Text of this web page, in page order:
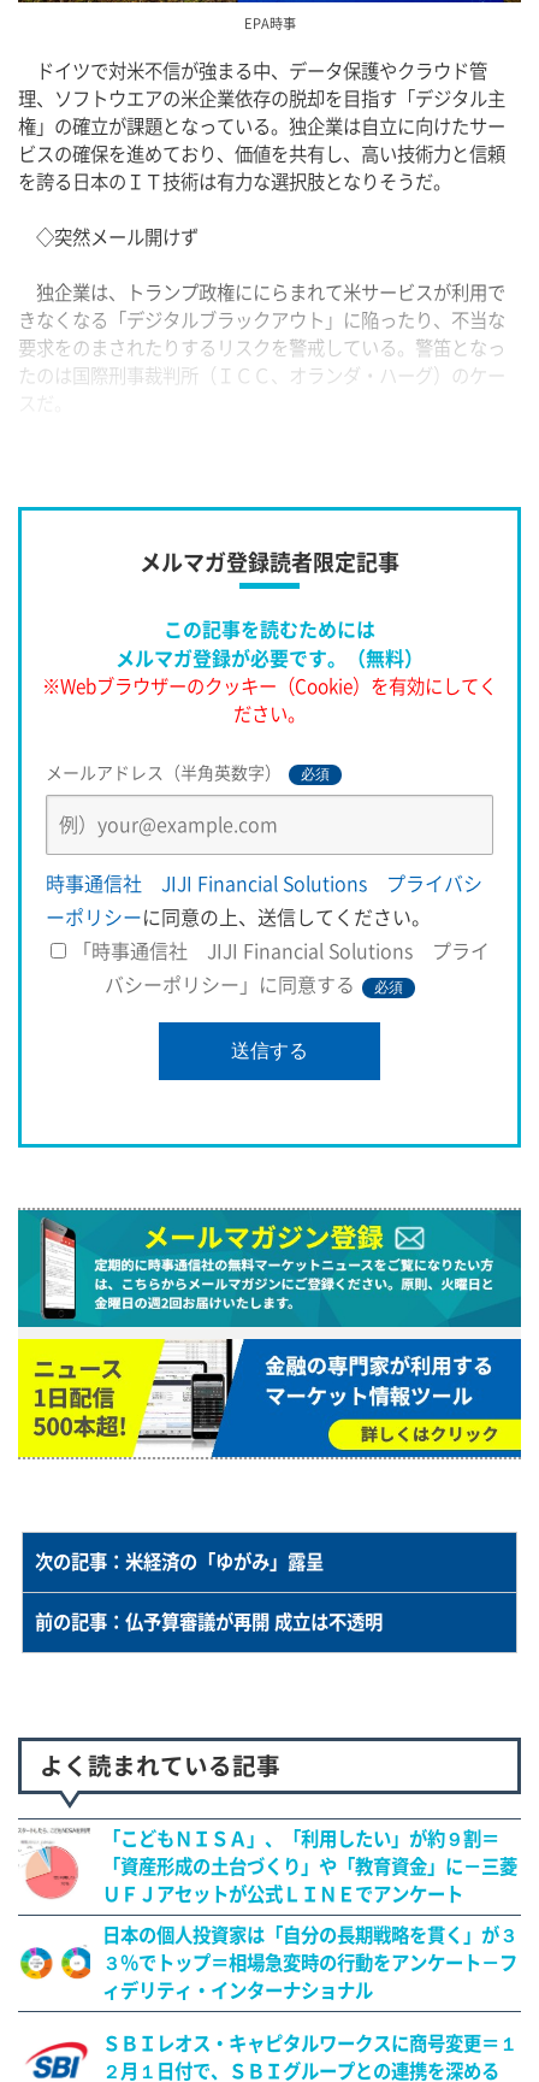
EPA時事
ドイツで対米不信が強まる中、データ保護やクラウド管
理、ソフトウエアの米企業依存の脱却を目指す「デジタル主
権」の確立が課題となっている。独企業は自立に向けたサー
ビスの確保を進めており、価値を共有し、高い技術力と信頼
を誇る日本のＩＴ技術は有力な選択肢となりそうだ。
◇突然メール開けず
独企業は、トランプ政権ににらまれて米サービスが利用で
きなくなる「デジタルブラックアウト」に陥ったり、不当な
要求をのまされたりするリスクを警戒している。警笛となっ
たのは国際刑事裁判所（ＩＣＣ、オランダ・ハーグ）のケー
道によると、影響を受けたカーン主任検察官は、突然マイク
メルマガ登録読者限定記事
この記事を読むためには
メルマガ登録が必要です。（無料）
※Webブラウザーのクッキー（Cookie）を有効にしてく
ださい。
メールアドレス（半角英数字） 必須
時事通信社 JIJI Financial Solutions プライバシ
ーポリシーに同意の上、送信してください。
「時事通信社 JIJI Financial Solutions プライ
バシーポリシー」に同意する
必須
次の記事：米経済の「ゆがみ」露呈
前の記事：仏予算審議が再開 成立は不透明
よく読まれている記事
「こどもＮＩＳＡ」、「利用したい」が約９割＝
「資産形成の土台づくり」や「教育資金」に－三菱
ＵＦＪアセットが公式ＬＩＮＥでアンケート
日本の個人投資家は「自分の長期戦略を貫く」が３
３％でトップ＝相場急変時の行動をアンケート－フ
ィデリティ・インターナショナル
ＳＢＩレオス・キャピタルワークスに商号変更＝１
２月１日付で、ＳＢＩグループとの連携を深める